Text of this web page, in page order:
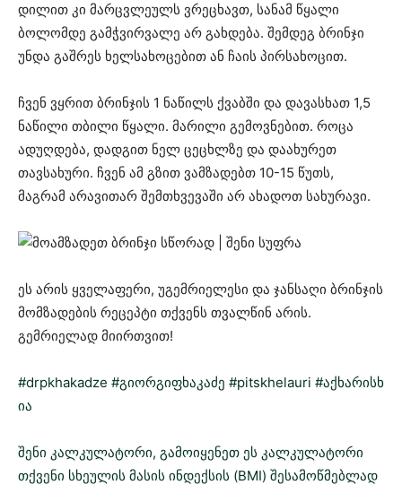
დილით კი მარცვლეულს ვრეცხავთ, სანამ წყალი
ბოლომდე გამჭვირვალე არ გახდება. შემდეგ ბრინჯი
უნდა გაშრეს ხელსახოცებით ან ჩაის პირსახოცით.
ჩვენ ვყრით ბრინჯის 1 ნაწილს ქვაბში და დავასხათ 1,5
ნაწილი თბილი წყალი. მარილი გემოვნებით. როცა
ადუღდება, დადგით ნელ ცეცხლზე და დაახურეთ
თავსახური. ჩვენ ამ გზით ვამზადებთ 10-15 წუთს,
მაგრამ არავითარ შემთხვევაში არ ახადოთ სახურავი.
ეს არის ყველაფერი, უგემრიელესი და ჯანსაღი ბრინჯის
მომზადების რეცეპტი თქვენს თვალწინ არის.
გემრიელად მიირთვით!
#drpkhakadze #გიორგიფხაკაძე #pitskhelauri #აქხარისხ
ია
შენი კალკულატორი, გამოიყენეთ ეს კალკულატორი
თქვენი სხეულის მასის ინდექსის (BMI) შესამოწმებლად